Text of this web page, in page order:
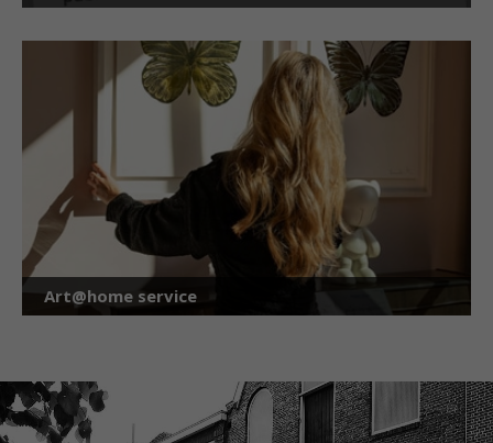
Art@home service